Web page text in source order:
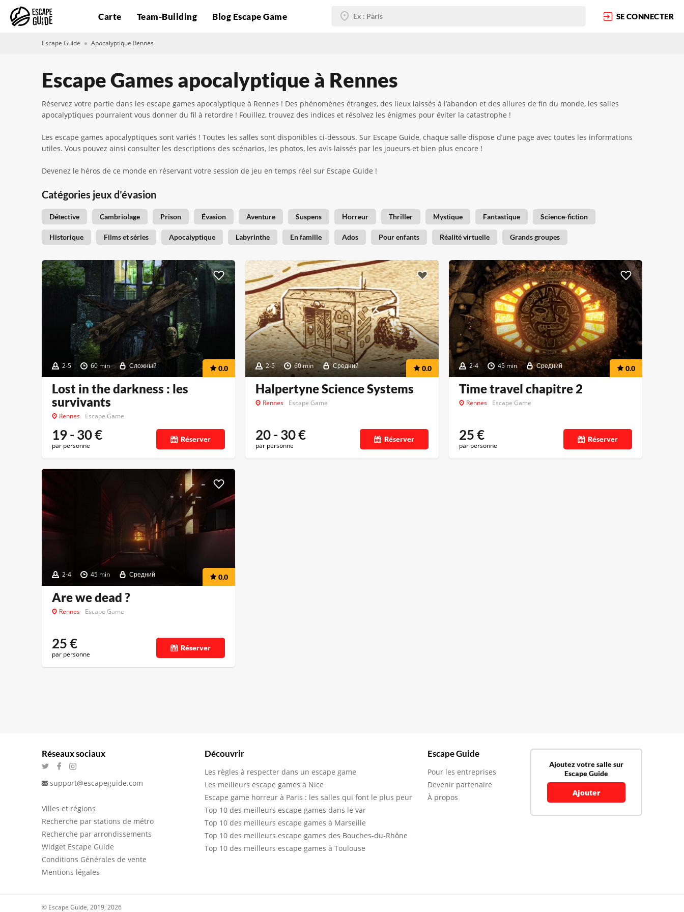
Carte Team-Building Blog Escape Game SE CONNECTER
Escape Guide Apocalyptique Rennes
Escape Games apocalyptique à Rennes
Réservez votre partie dans les escape games apocalyptique à Rennes ! Des phénomènes étranges, des lieux laissés à l’abandon et des allures de fin du monde, les salles
apocalyptiques pourraient vous donner du fil à retordre ! Fouillez, trouvez des indices et résolvez les énigmes pour éviter la catastrophe !
Les escape games apocalyptiques sont variés ! Toutes les salles sont disponibles ci-dessous. Sur Escape Guide, chaque salle dispose d’une page avec toutes les informations
utiles. Vous pouvez ainsi consulter les descriptions des scénarios, les photos, les avis laissés par les joueurs et bien plus encore !
Devenez le héros de ce monde en réservant votre session de jeu en temps réel sur Escape Guide !
Catégories jeux d’évasion
Détective Cambriolage Prison Évasion Aventure Suspens Horreur Thriller Mystique Fantastique Science-fiction
Historique Films et séries Apocalyptique Labyrinthe En famille Ados Pour enfants Réalité virtuelle Grands groupes
2-5 60 min Сложный 0.0
Lost in the darkness : les
survivants
Rennes Escape Game
19 - 30€
par personne
Réserver
2-5 60 min Средний 0.0
Halpertyne Science Systems
Rennes Escape Game
20 - 30€
par personne
Réserver
2-4 45 min Средний 0.0
Time travel chapitre 2
Rennes Escape Game
25€
par personne
Réserver
2-4 45 min Средний 0.0
Are we dead ?
Rennes Escape Game
25€
par personne
Réserver
Réseaux sociaux
support@escapeguide.com
Villes et régions
Recherche par stations de métro
Recherche par arrondissements
Widget Escape Guide
Conditions Générales de vente
Mentions légales
Découvrir
Les règles à respecter dans un escape game
Les meilleurs escape games à Nice
Escape game horreur à Paris : les salles qui font le plus peur
Top 10 des meilleurs escape games dans le var
Top 10 des meilleurs escape games à Marseille
Top 10 des meilleurs escape games des Bouches-du-Rhône
Top 10 des meilleurs escape games à Toulouse
Escape Guide
Pour les entreprises
Devenir partenaire
À propos
Ajoutez votre salle sur
Escape Guide
Ajouter
© Escape Guide, 2019, 2026